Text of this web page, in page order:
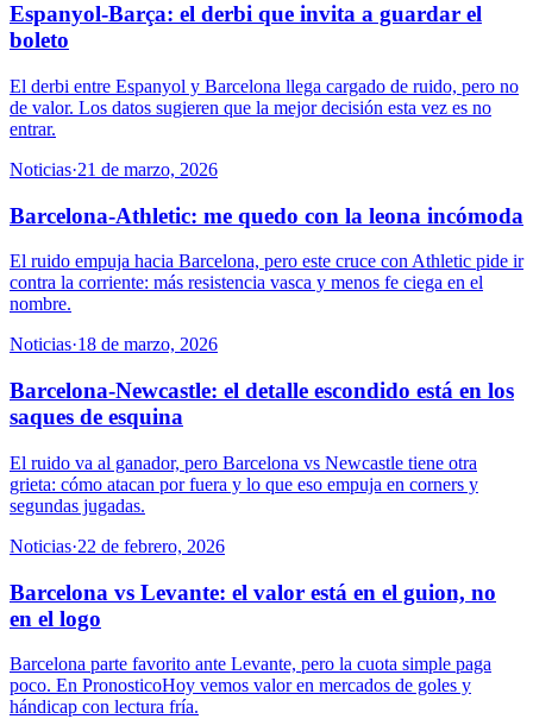
Espanyol-Barça: el derbi que invita a guardar el
boleto
El derbi entre Espanyol y Barcelona llega cargado de ruido, pero no
de valor. Los datos sugieren que la mejor decisión esta vez es no
entrar.
Noticias·21 de marzo, 2026
Barcelona-Athletic: me quedo con la leona incómoda
El ruido empuja hacia Barcelona, pero este cruce con Athletic pide ir
contra la corriente: más resistencia vasca y menos fe ciega en el
nombre.
Noticias·18 de marzo, 2026
Barcelona-Newcastle: el detalle escondido está en los
saques de esquina
El ruido va al ganador, pero Barcelona vs Newcastle tiene otra
grieta: cómo atacan por fuera y lo que eso empuja en corners y
segundas jugadas.
Noticias·22 de febrero, 2026
Barcelona vs Levante: el valor está en el guion, no
en el logo
Barcelona parte favorito ante Levante, pero la cuota simple paga
poco. En PronosticoHoy vemos valor en mercados de goles y
hándicap con lectura fría.